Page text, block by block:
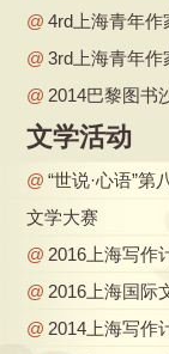
@ 4rd上海青年作
@ 3rd上海青年作
@ 2014巴黎图书
文学活动
@ “世说·心语”第
文学大赛
@ 2016上海写作
@ 2016上海国际
@ 2014上海写作